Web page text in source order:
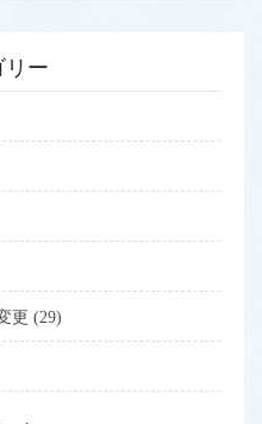
リー
更 (29)